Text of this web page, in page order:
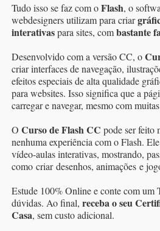
Tudo isso se faz com oFlash, o
webdesigners utilizam para criar
interativaspara sites, combastante
Desenvolvido com a versão CC, o
criar interfaces de navegação,
efeitos especiais de alta qualidade
para websites. Isso significa que a
carregar e navegar, mesmo com
O Curso de Flash CC pode ser feito
nenhuma experiência com o Flash.
vídeo-aulas interativas, mostrando,
como criar desenhos, animações e
Estude 100% Online e conte com um
dúvidas. Ao final, receba o seu
Casa, sem custo adicional.